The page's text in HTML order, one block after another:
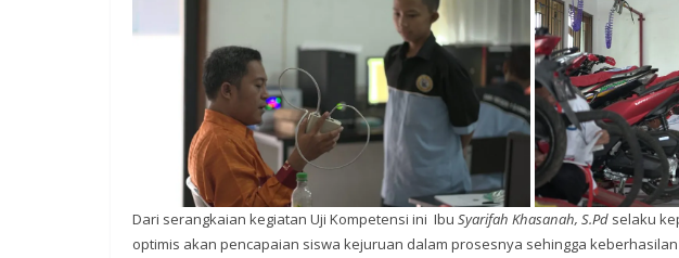
Dari serangkaian kegiatan Uji Kompetensi ini Ibu Syarifah Khasanah, S.Pd selaku
optimis akan pencapaian siswa kejuruan dalam prosesnya sehingga